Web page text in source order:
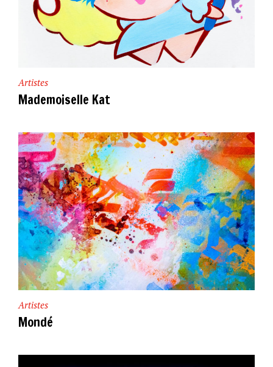
Artistes
Mademoiselle Kat
Artistes
Mondé